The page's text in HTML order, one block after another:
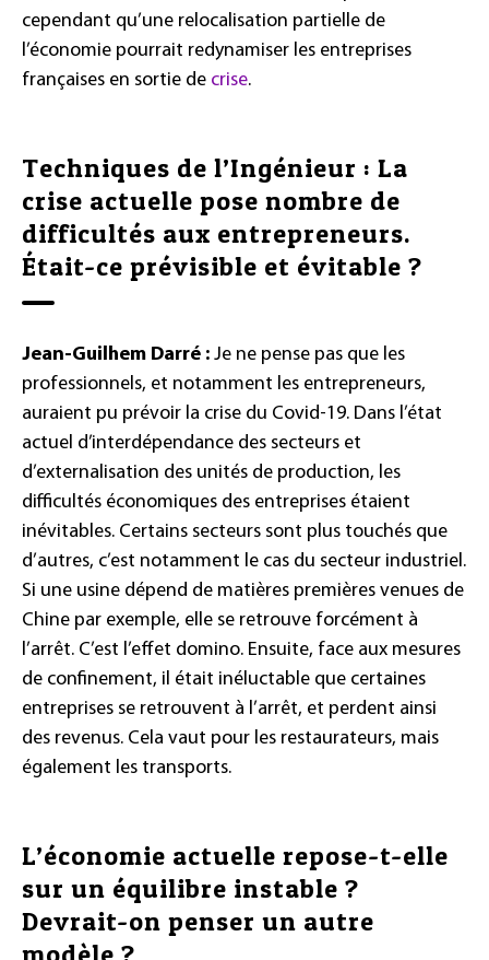
cependant qu’une relocalisation partielle de
l’économie pourrait redynamiser les entreprises
françaises en sortie de crise.
Techniques de l’Ingénieur : La
crise actuelle pose nombre de
difficultés aux entrepreneurs.
Était-ce prévisible et évitable ?
Jean-Guilhem Darré : Je ne pense pas que les
professionnels, et notamment les entrepreneurs,
auraient pu prévoir la crise du Covid-19. Dans l’état
actuel d’interdépendance des secteurs et
d’externalisation des unités de production, les
difficultés économiques des entreprises étaient
inévitables. Certains secteurs sont plus touchés que
d’autres, c’est notamment le cas du secteur industriel.
Si une usine dépend de matières premières venues de
Chine par exemple, elle se retrouve forcément à
l’arrêt. C’est l’effet domino. Ensuite, face aux mesures
de confinement, il était inéluctable que certaines
entreprises se retrouvent à l’arrêt, et perdent ainsi
des revenus. Cela vaut pour les restaurateurs, mais
également les transports.
L’économie actuelle repose-t-elle
sur un équilibre instable ?
Devrait-on penser un autre